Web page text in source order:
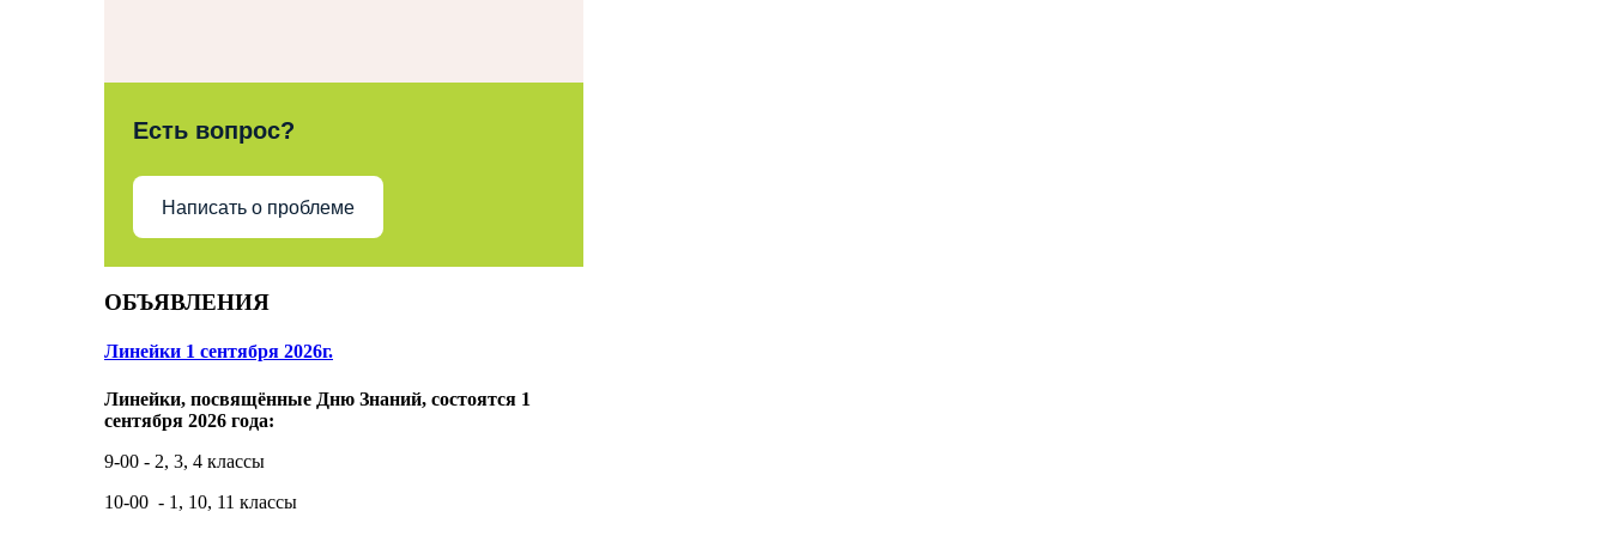
Есть вопрос?
Написать о проблеме
ОБЪЯВЛЕНИЯ
Линейки 1 сентября 2026г.
Линейки, посвящённые Дню Знаний, состоятся 1
сентября 2026 года:
9-00 - 2, 3, 4 классы
10-00 - 1, 10, 11 классы